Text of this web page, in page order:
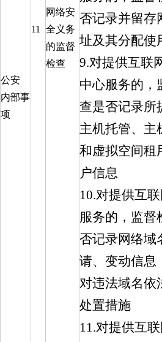
公安
内部事
项
11
网络安
全义务
的监督
检查
否记录并留存
址及其分配使
9.对提供互联
中心服务的，
查是否记录所
主机托管、主
和虚拟空间租
户信息
10.对提供互
服务的，监督
否记录网络域
请、变动信息
对违法域名依
处置措施
11.对提供互